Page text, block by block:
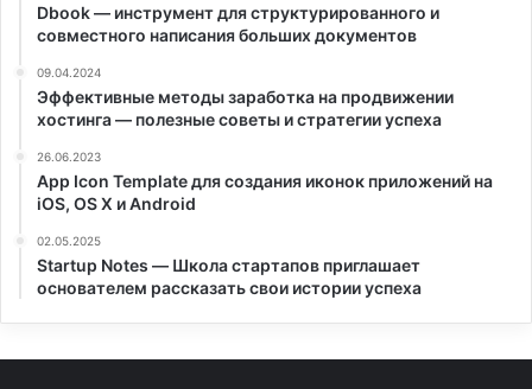
Dbook — инструмент для структурированного и
совместного написания больших документов
09.04.2024
Эффективные методы заработка на продвижении
хостинга — полезные советы и стратегии успеха
26.06.2023
App Icon Template для создания иконок приложений на
iOS, OS X и Android
02.05.2025
Startup Notes — Школа стартапов приглашает
основателем рассказать свои истории успеха